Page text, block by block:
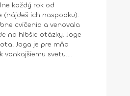
svetu.